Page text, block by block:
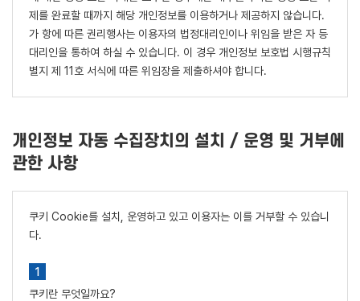
제를 완료할 때까지 해당 개인정보를 이용하거나 제공하지 않습니다.
가 항에 따른 권리행사는 이용자의 법정대리인이나 위임을 받은 자 등
대리인을 통하여 하실 수 있습니다. 이 경우 개인정보 보호법 시행규칙
별지 제 11호 서식에 따른 위임장을 제출하셔야 합니다.
개인정보 자동 수집장치의 설치 / 운영 및 거부에
관한 사항
쿠키 Cookie를 설치, 운영하고 있고 이용자는 이를 거부할 수 있습니
다.
쿠키란 무엇일까요?